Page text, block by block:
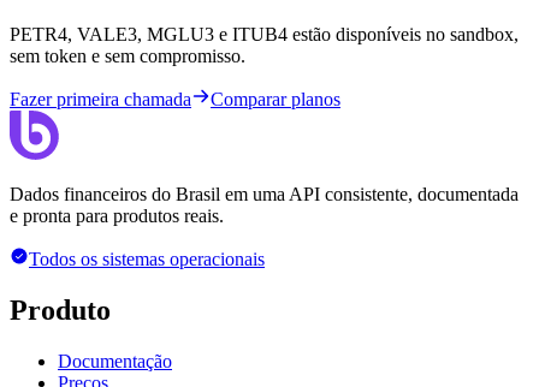
PETR4, VALE3, MGLU3 e ITUB4 estão disponíveis no sandbox,
sem token e sem compromisso.
Fazer primeira chamada Comparar planos
Dados financeiros do Brasil em uma API consistente, documentada
e pronta para produtos reais.
Todos os sistemas operacionais
Produto
Documentação
Preços